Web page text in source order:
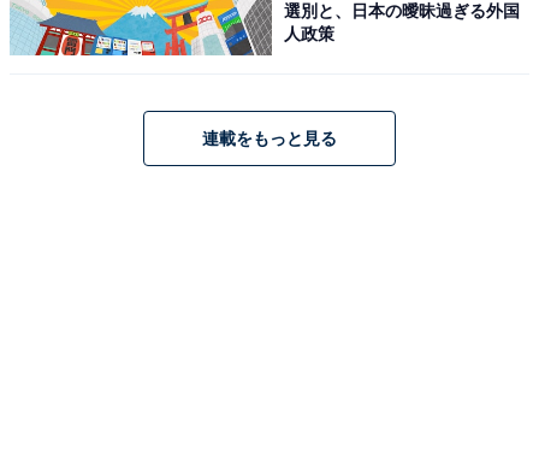
選別と、日本の曖昧過ぎる外国
人政策
連載をもっと見る